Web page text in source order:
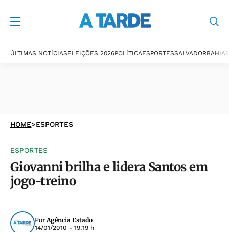
ÚLTIMAS NOTÍCIASELEIÇÕES 2026POLÍTICAESPORTESSALVADORBAHIA
HOME>ESPORTES
ESPORTES
Giovanni brilha e lidera Santos em
jogo-treino
PorAgência Estado
14/01/2010 - 19:19 h